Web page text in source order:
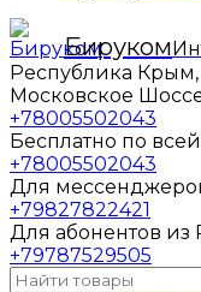
Бируком
Республика
Московское
+78005502043
Бесплатно по
+78005502043
Для
+79827822421
Для абонентов
+79787529505